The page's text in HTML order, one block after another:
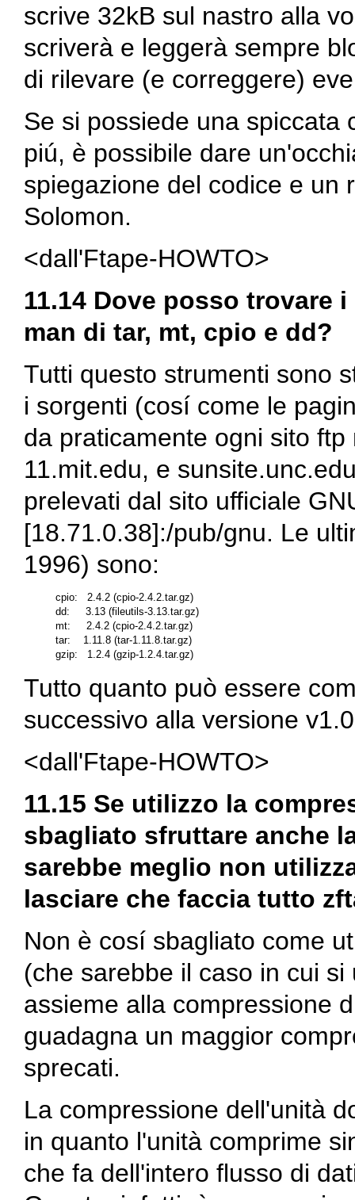
scrive 32kB sul nastro alla
scriverà e leggerà sempre
di rilevare (e correggere)
Se si possiede una spiccata
piú, è possibile dare
spiegazione del codice e un
Solomon.
<dall'Ftape-HOWTO>
11.14 Dove posso trovare
man di tar, mt, cpio e dd?
Tutti questo strumenti sono
i sorgenti (cosí come le
da praticamente ogni sito
11.mit.edu, e
prelevati dal sito ufficiale
[18.71.0.38]:/pub/gnu. Le
1996) sono:
cpio:   2.4.2 (cpio-2.4.2.tar.gz)
dd:     3.13 (fileutils-3.13.tar.gz)
mt:     2.4.2 (cpio-2.4.2.tar.gz)
tar:    1.11.8 (tar-1.11.8.tar.gz)
Tutto quanto può essere
successivo alla versione
<dall'Ftape-HOWTO>
11.15 Se utilizzo la
sbagliato sfruttare anche
sarebbe meglio non
lasciare che faccia tutto
Non è cosí sbagliato come
(che sarebbe il caso in cui
assieme alla compressione
guadagna un maggior
sprecati.
La compressione dell'unità
in quanto l'unità comprime
che fa dell'intero flusso di